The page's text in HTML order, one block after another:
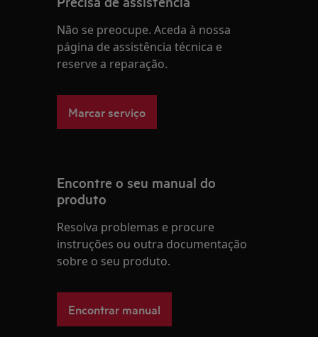
Não se preocupe. Aceda à nossa
página de assistência técnica e
reserve a reparação.
Marcar serviço
Encontre o seu manual do
produto
Resolva problemas e procure
instruções ou outra documentação
sobre o seu produto.
Encontrar manual